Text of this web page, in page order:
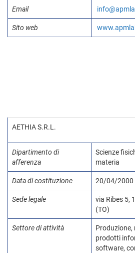
Email
Sito web
AETHIA S.R.L.
Dipartimento di
afferenza
Scienze
materia
Data di costituzione 20/04/2000
Sede legale
via Ribes 5,
(TO)
Settore di attività
Produzione,
prodotti
software,